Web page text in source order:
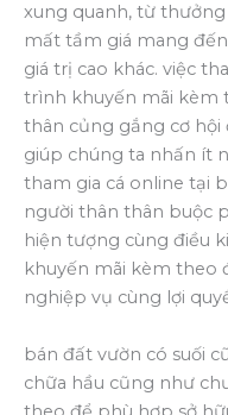
xung quanh, từ
mất tầm giá mang
giá trị cao khác. việc
trình khuyến mãi kèm
thân củng gắng cơ
giúp chúng ta nhấn ít
tham gia cá online tại
người thân thân buộc
hiện tượng cùng điều
khuyến mãi kèm theo
nghiệp vụ cùng lợi
bán đất vườn có suối
chữa hầu cũng như